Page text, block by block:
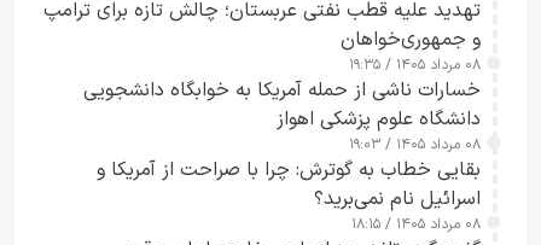
تهدید علیه قطب نفتی عربستان؛ چالش تازه برای ترامپ
و جمهوری‌خواهان
۰۸ مرداد ۱۴۰۵ / ۱۹:۳۵
خسارات ناشی از حمله آمریکا به خوابگاه دانشجویی
دانشگاه علوم پزشکی اهواز
۰۸ مرداد ۱۴۰۵ / ۱۹:۰۳
بقایی خطاب به گوترش: چرا با صراحت از آمریکا و
اسرائیل نام نمی‌برید؟
۰۸ مرداد ۱۴۰۵ / ۱۸:۱۵